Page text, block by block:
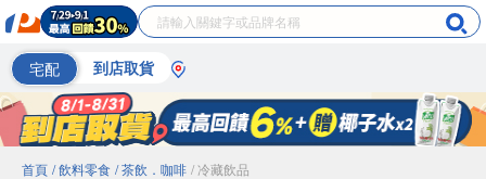
宅配 到店取貨
首頁 / 飲料零食 / 茶飲．咖啡 / 冷藏飲品